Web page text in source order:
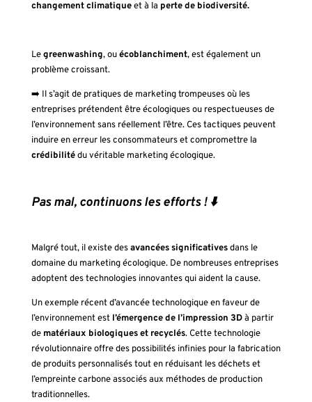
changement climatiqueet à la perte de biodiversité.
Legreenwashing, ouécoblanchiment, est également un
problème croissant.
➡️ Il s’agit de pratiques de marketing trompeuses où les
entreprises prétendent être écologiques ou respectueuses de
l’environnement sans réellement l’être. Ces tactiques peuvent
induire en erreur les consommateurs et compromettre la
crédibilitédu véritable marketing écologique.
Pas mal, continuons les efforts ! ⬇️
Malgré tout, il existe desavancées significativesdans le
domaine du marketing écologique. De nombreuses entreprises
adoptent des technologies innovantes qui aident la cause.
Un exemple récent d’avancée technologique en faveur de
l’environnement est l’émergence de l’impression 3Dà partir
de matériaux biologiques et recyclés. Cette technologie
révolutionnaire offre des possibilités infinies pour la fabrication
de produits personnalisés tout en réduisant les déchets et
l’empreinte carbone associés aux méthodes de production
traditionnelles.